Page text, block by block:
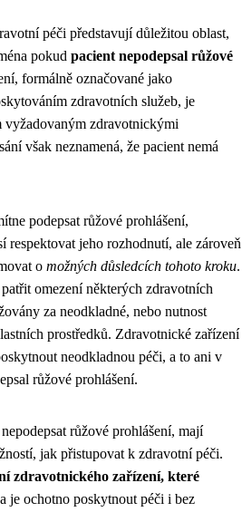
péči představují důležitou oblast,
pokud pacient nepodepsal růžové
formálně označované jako
zdravotních služeb, je
vyžadovaným zdravotnickými
však neznamená, že pacient nemá
podepsat růžové prohlášení,
respektovat jeho rozhodnutí, ale zároveň
o možných důsledcích tohoto kroku.
omezení některých zdravotních
za neodkladné, nebo nutnost
prostředků. Zdravotnické zařízení
neodkladnou péči, a to ani v
růžové prohlášení.
růžové prohlášení, mají
jak přistupovat k zdravotní péči.
zdravotnického zařízení, které
a je ochotno poskytnout péči i bez